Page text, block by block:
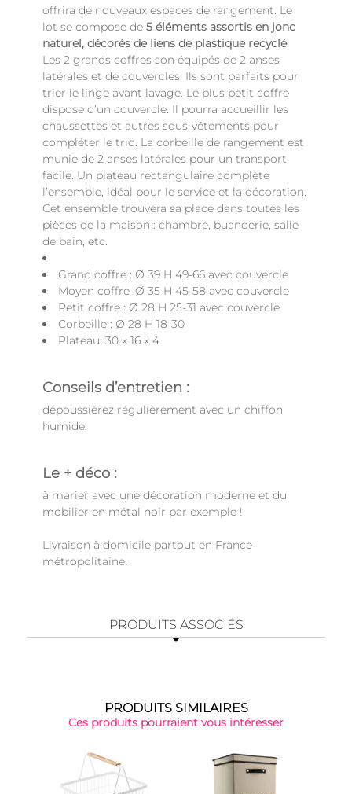
offrira de nouveaux espaces de rangement. Le
lot se compose de 5 éléments assortis en jonc
naturel, décorés de liens de plastique recyclé.
Les 2 grands coffres son équipés de 2 anses
latérales et de couvercles. Ils sont parfaits pour
trier le linge avant lavage. Le plus petit coffre
dispose d’un couvercle. Il pourra accueillir les
chaussettes et autres sous-vêtements pour
compléter le trio. La corbeille de rangement est
munie de 2 anses latérales pour un transport
facile. Un plateau rectangulaire complète
l’ensemble, idéal pour le service et la décoration.
Cet ensemble trouvera sa place dans toutes les
pièces de la maison : chambre, buanderie, salle
de bain, etc.
Grand coffre : Ø 39 H 49-66 avec couvercle
Moyen coffre :Ø 35 H 45-58 avec couvercle
Petit coffre : Ø 28 H 25-31 avec couvercle
Corbeille : Ø 28 H 18-30
Plateau: 30 x 16 x 4
Conseils d’entretien :
dépoussiérez régulièrement avec un chiffon
humide.
Le + déco :
à marier avec une décoration moderne et du
mobilier en métal noir par exemple !
Livraison à domicile partout en France
métropolitaine.
PRODUITS ASSOCIÉS
PRODUITS SIMILAIRES
Ces produits pourraient vous intéresser